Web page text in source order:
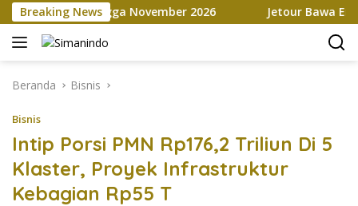
Langsung
ke
konten
Breaking News
hingga November 2026 Jetour Bawa Empat
Beranda Bisnis
Bisnis
Intip Porsi PMN Rp176,2 Triliun Di 5
Klaster, Proyek Infrastruktur
Kebagian Rp55 T